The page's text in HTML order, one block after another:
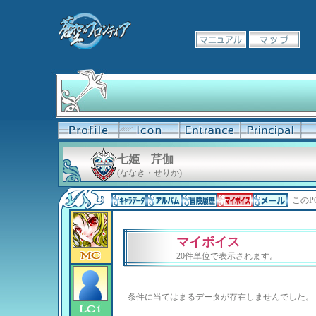
七姫 芹伽
(ななき・せりか)
この
マイボイス
20件単位で表示されます。
条件に当てはまるデータが存在しませんでした。